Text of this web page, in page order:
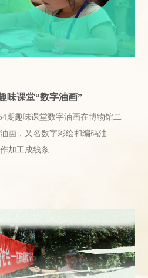
馆4月份展览活动
&mdash;&mdash;馆藏松年书画
&mdash;4月下旬地点：济南市
容简介：展览精选馆藏、原店